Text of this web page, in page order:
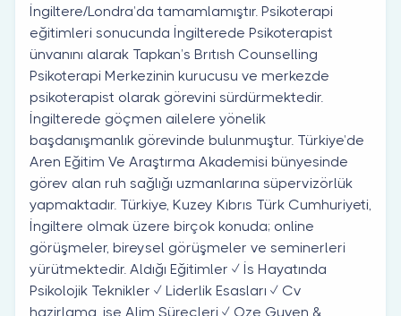
İngiltere/Londra’da tamamlamıştır. Psikoterapi
eğitimleri sonucunda İngilterede Psikoterapist
ünvanını alarak Tapkan’s Brıtısh Counselling
Psikoterapi Merkezinin kurucusu ve merkezde
psikoterapist olarak görevini sürdürmektedir.
İngilterede göçmen ailelere yönelik
başdanışmanlık görevinde bulunmuştur. Türkiye’de
Aren Eğitim Ve Araştırma Akademisi bünyesinde
görev alan ruh sağlığı uzmanlarına süpervizörlük
yapmaktadır. Türkiye, Kuzey Kıbrıs Türk Cumhuriyeti,
İngiltere olmak üzere birçok konuda; online
görüşmeler, bireysel görüşmeler ve seminerleri
yürütmektedir. Aldığı Eğitimler ✓ İs Hayatında
Psikolojik Teknikler ✓ Liderlik Esasları ✓ Cv
hazirlama, ise Alim Süreçleri ✓ Oze Guven &